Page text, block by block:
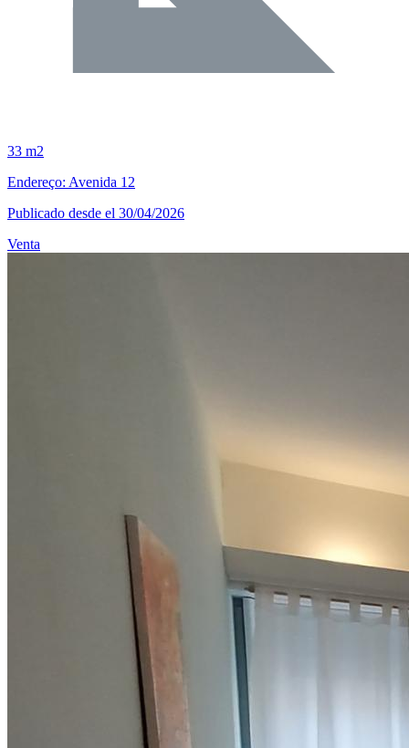
33 m2
Endereço: Avenida 12
Publicado desde el 30/04/2026
Venta